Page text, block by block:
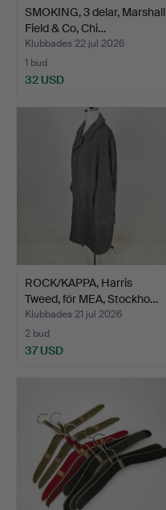
SMOKING, 3 delar, Marshall
Field & Co, Chi…
Klubbades 22 jul 2026
1 bud
32 USD
ROCK/KAPPA, Harris
Tweed, för MEA, Stockho…
Klubbades 21 jul 2026
2 bud
37 USD